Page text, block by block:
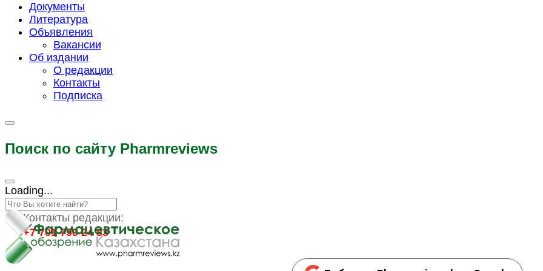
Документы
Литература
Объявления
Вакансии
Об издании
О редакции
Контакты
Подписка
Поиск по сайту Pharmreviews
Loading...
Контакты редакции:
+7 701 799 24 83